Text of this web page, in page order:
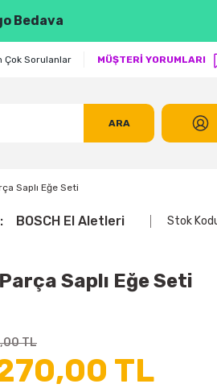
Bedava
Çok Sorulanlar MÜŞTERİ YORUMLARI
ARA
Saplı Eğe Seti
BOSCH El Aletleri Stok
Saplı Eğe Seti
TL
TL